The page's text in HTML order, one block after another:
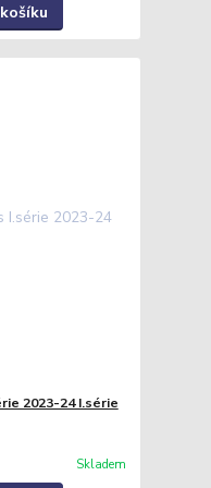
2023-24 I.série
Skladem